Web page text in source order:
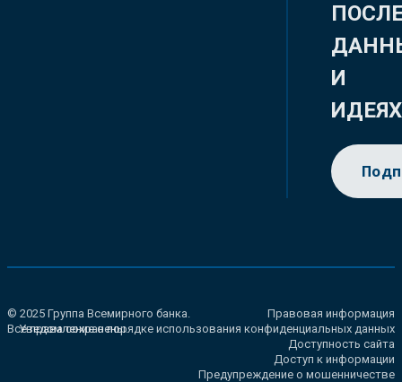
И
ИДЕЯХ
© 2025 Группа Всемирного банка.
Все права сохранены.
Правовая информация
Уведомление о порядке использования конфиденциальных данных
Доступность сайта
Доступ к информации
Предупреждение о мошенничестве